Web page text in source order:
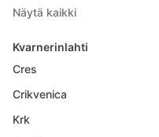
Näytä kaikki
Kvarnerinlahti
Cres
Crikvenica
Krk